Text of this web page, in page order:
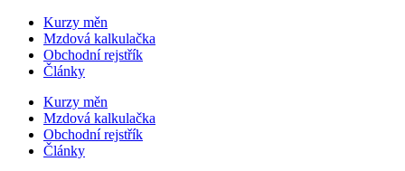
Kurzy měn
Mzdová kalkulačka
Obchodní rejstřík
Články
Kurzy měn
Mzdová kalkulačka
Obchodní rejstřík
Články